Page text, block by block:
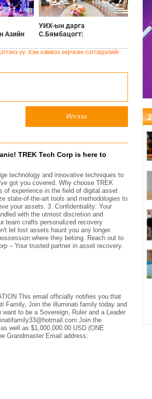
Азийн
УИХ-ын дарга
С.Бямбацогт:
хэрэгжилт, амлалтаас илүү
үү. Хэм хэмжээ зөрчсөн сэтгэгдэлийг
Илгээх
TREK Tech Corp is here to
technology and innovative techniques to
got you covered. Why choose TREK
of experience in the field of digital asset
state-of-the-art tools and methodologies to
your assets. 3. Confidentiality: Your
with the utmost discretion and
team crafts personalized recovery
let lost assets haunt you any longer.
where they belong. Reach out to
– Your trusted partner in asset recovery.
This email officially notifies you that
Family, Join the illuminati family today and
to be a Sovereign, Ruler and a Leader
Join the
well as $1,000,000.00 USD (ONE
Grandmaster Email address: